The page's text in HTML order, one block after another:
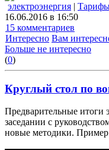
электроэнергия |
16.06.2016 в 16:50
15 комментариев
Интересно Вам
Больше не интересно
(0)
Круглый стол по
Предварительные итоги
заседании с
новые методики. Пример